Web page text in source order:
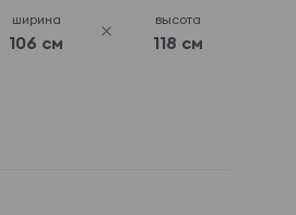
ширина
106 см
высота
118 см